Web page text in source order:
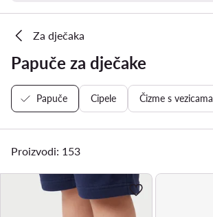
Za dječaka
Papuče za dječake
Papuče Cipele Čizme s vezicama
Proizvodi: 153